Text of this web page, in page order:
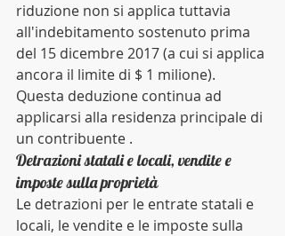
riduzione non si applica tuttavia
all'indebitamento sostenuto prima
del 15 dicembre 2017 (a cui si applica
ancora il limite di $ 1 milione).
Questa deduzione continua ad
applicarsi alla residenza principale di
un contribuente .
Detrazioni statali e locali, vendite e
imposte sulla proprietà
Le detrazioni per le entrate statali e
locali, le vendite e le imposte sulla